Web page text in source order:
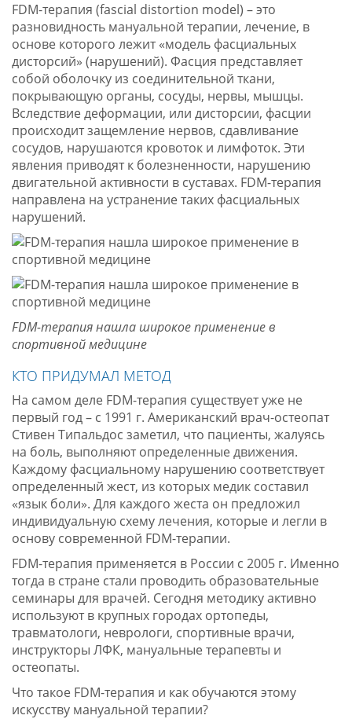
FDM-терапия (fascial distortion model) – это
разновидность мануальной терапии, лечение, в
основе которого лежит «модель фасциальных
дисторсий» (нарушений). Фасция представляет
собой оболочку из соединительной ткани,
покрывающую органы, сосуды, нервы, мышцы.
Вследствие деформации, или дисторсии, фасции
происходит защемление нервов, сдавливание
сосудов, нарушаются кровоток и лимфоток. Эти
явления приводят к болезненности, нарушению
двигательной активности в суставах. FDM-терапия
направлена на устранение таких фасциальных
нарушений.
FDM-терапия нашла широкое применение в
спортивной медицине
КТО ПРИДУМАЛ МЕТОД
На самом деле FDM-терапия существует уже не
первый год – с 1991 г. Американский врач-остеопат
Стивен Типальдос заметил, что пациенты, жалуясь
на боль, выполняют определенные движения.
Каждому фасциальному нарушению соответствует
определенный жест, из которых медик составил
«язык боли». Для каждого жеста он предложил
индивидуальную схему лечения, которые и легли в
основу современной FDM-терапии.
FDM-терапия применяется в России с 2005 г. Именно
тогда в стране стали проводить образовательные
семинары для врачей. Сегодня методику активно
используют в крупных городах ортопеды,
травматологи, неврологи, спортивные врачи,
инструкторы ЛФК, мануальные терапевты и
остеопаты.
Что такое FDM-терапия и как обучаются этому
искусству мануальной терапии?